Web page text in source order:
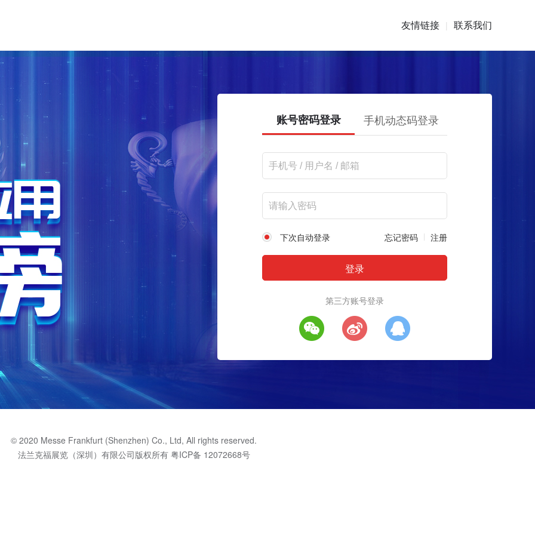
友情链接 | 联系我们
账号密码登录 手机动态码登录
下次自动登录 忘记密码 注册
第三方账号登录
© 2020 Messe Frankfurt (Shenzhen) Co., Ltd, All rights reserved.
法兰克福展览（深圳）有限公司版权所有 粤ICP备 12072668号